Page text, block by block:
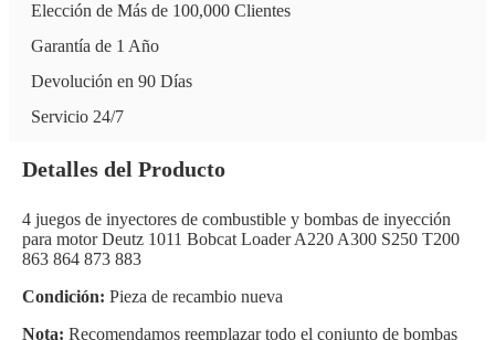
Elección de Más de 100,000 Clientes
Garantía de 1 Año
Devolución en 90 Días
Servicio 24/7
Detalles del Producto
4 juegos de inyectores de combustible y bombas de inyección
para motor Deutz 1011 Bobcat Loader A220 A300 S250 T200
863 864 873 883
Condición: Pieza de recambio nueva
Nota: Recomendamos reemplazar todo el conjunto de bombas